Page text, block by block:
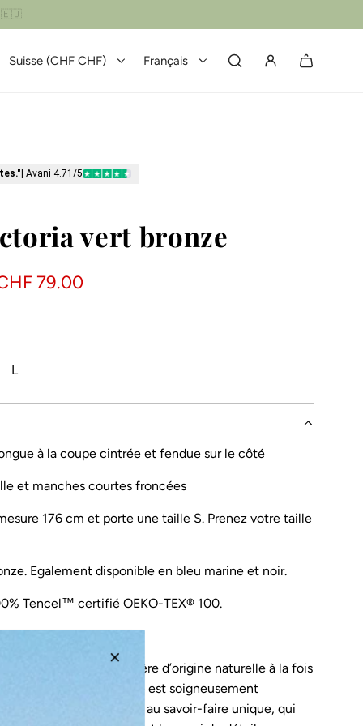
Suisse (CHF CHF) Français
| Avani 4.71/5
vert bronze
79.00
L
à la coupe cintrée et fendue sur le côté
et manches courtes froncées
176 cm et porte une taille S. Prenez votre taille
Egalement disponible en bleu marine et noir.
Tencel™ certifié OEKO-TEX® 100.
à Marcollin (FR).
à partir d’une matière d’origine naturelle à la fois
pour la peau. Elle est soigneusement
France par des femmes au savoir-faire unique, qui